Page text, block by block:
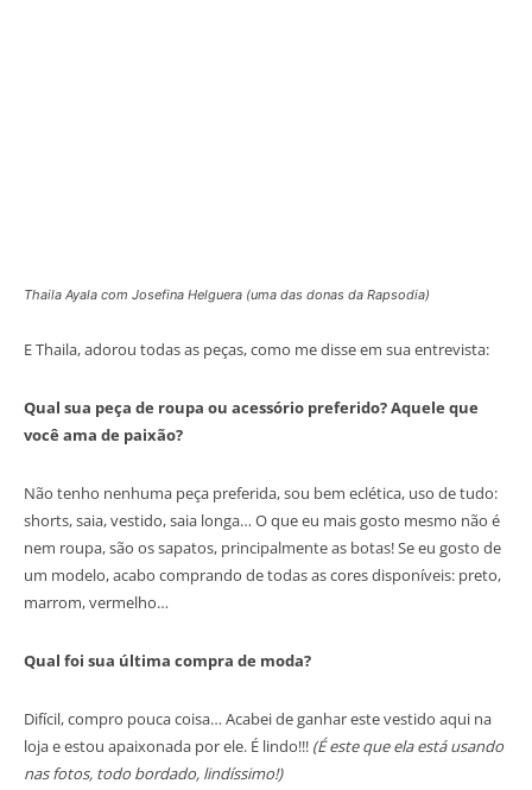
Thaila Ayala com Josefina Helguera (uma das donas da Rapsodia)
E Thaila, adorou todas as peças, como me disse em sua entrevista:
Qual sua peça de roupa ou acessório preferido? Aquele que
você ama de paixão?
Não tenho nenhuma peça preferida, sou bem eclética, uso de tudo:
shorts, saia, vestido, saia longa… O que eu mais gosto mesmo não é
nem roupa, são os sapatos, principalmente as botas! Se eu gosto de
um modelo, acabo comprando de todas as cores disponíveis: preto,
marrom, vermelho…
Qual foi sua última compra de moda?
Difícil, compro pouca coisa… Acabei de ganhar este vestido aqui na
loja e estou apaixonada por ele. É lindo!!! (É este que ela está usando
nas fotos, todo bordado, lindíssimo!)